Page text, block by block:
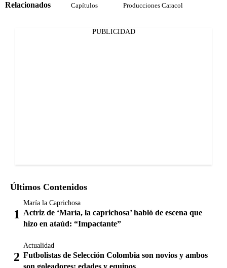
Relacionados Capítulos Producciones Caracol
PUBLICIDAD
Últimos Contenidos
María la Caprichosa
Actriz de ‘María, la caprichosa’ habló de escena que
hizo en ataúd: “Impactante”
Actualidad
Futbolistas de Selección Colombia son novios y ambos
son goleadores: edades y equipos